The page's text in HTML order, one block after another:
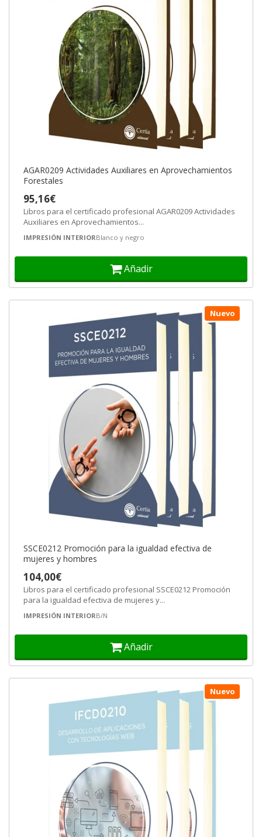
AGAR0209 Actividades Auxiliares en Aprovechamientos
Forestales
95,16€
Libros para el certificado profesional AGAR0209 Actividades
Auxiliares en Aprovechamientos...
IMPRESIÓN INTERIORBlanco y negro
Añadir
SSCE0212 Promoción para la igualdad efectiva de
mujeres y hombres
Nuevo
104,00€
Libros para el certificado profesional SSCE0212 Promoción
para la igualdad efectiva de mujeres y...
IMPRESIÓN INTERIORB/N
Añadir
Nuevo